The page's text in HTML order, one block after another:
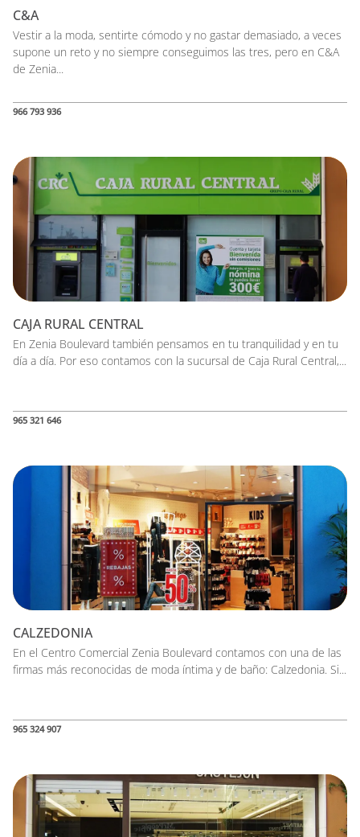
C&A
Vestir a la moda, sentirte cómodo y no gastar demasiado, a veces
supone un reto y no siempre conseguimos las tres, pero en C&A
de Zenia...
966 793 936
CAJA RURAL CENTRAL
En Zenia Boulevard también pensamos en tu tranquilidad y en tu
día a día. Por eso contamos con la sucursal de Caja Rural Central,...
965 321 646
CALZEDONIA
En el Centro Comercial Zenia Boulevard contamos con una de las
firmas más reconocidas de moda íntima y de baño: Calzedonia. Si...
965 324 907